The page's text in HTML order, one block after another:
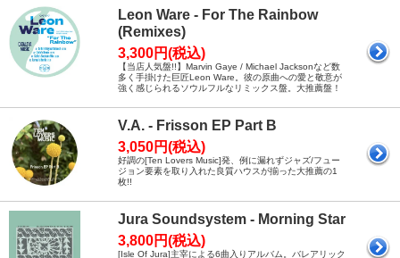
Leon Ware - For The Rainbow
(Remixes)
3,300円(税込)
【当店人気盤!!】Marvin Gaye / Michael Jacksonなど数
多く手掛けた巨匠Leon Ware。彼の原曲への愛と敬意が
強く感じられるソウルフルなリミックス盤。大推薦盤！
V.A. - Frisson EP Part B
3,050円(税込)
好調の[Ten Lovers Music]発、例に漏れずジャズ/フュー
ジョン要素を取り入れた良質ハウスが揃った大推薦の1
枚!!
Jura Soundsystem - Morning Star
3,800円(税込)
[Isle Of Jura]主宰による6曲入りアルバム。バレアリック